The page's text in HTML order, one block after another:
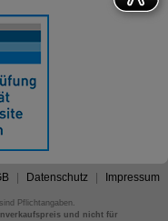
Datenschutz Impressum
Pflichtangaben.
und nicht für